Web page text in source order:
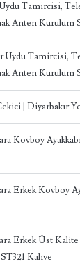
Tamircisi,
Anten Kurulum
Uydu Tamircisi,
Anten Kurulum
| Diyarbakır
Kovboy
Erkek Kovboy
Erkek Üst
Kahve